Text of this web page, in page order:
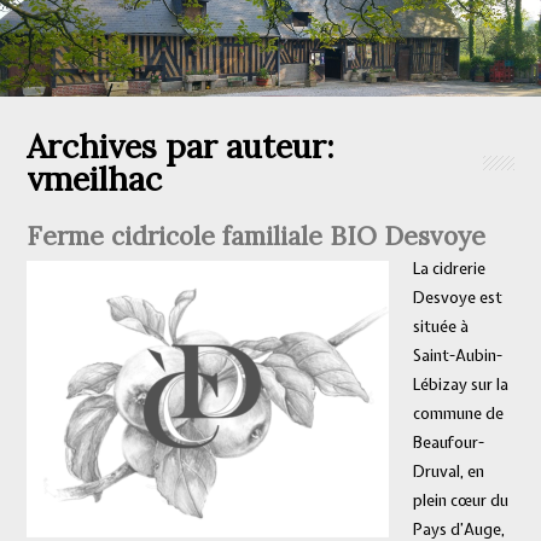
Archives par auteur:
vmeilhac
Ferme cidricole familiale BIO Desvoye
La cidrerie
Desvoye est
située à
Saint-Aubin-
Lébizay sur la
commune de
Beaufour-
Druval, en
plein cœur du
Pays d’Auge,